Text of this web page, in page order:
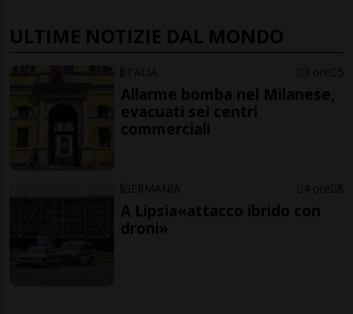
ULTIME NOTIZIE DAL MONDO
ITALIA 3 ore 5
Allarme bomba nel Milanese,
evacuati sei centri
commerciali
GERMANIA 4 ore 8
A Lipsia«attacco ibrido con
droni»